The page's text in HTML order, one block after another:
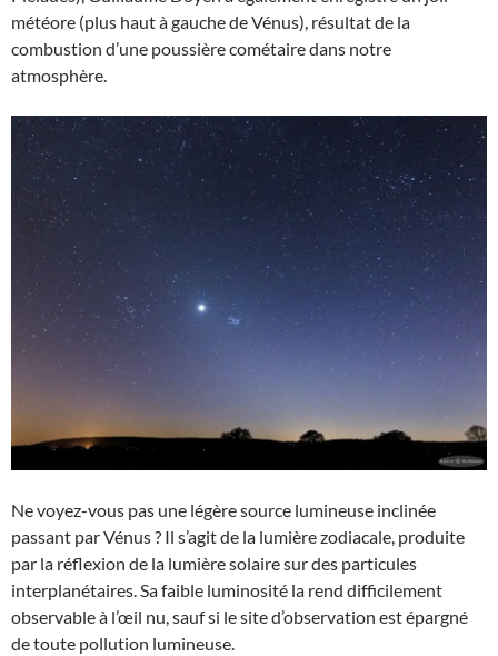
météore (plus haut à gauche de Vénus), résultat de la
combustion d’une poussière cométaire dans notre
atmosphère.
Ne voyez-vous pas une légère source lumineuse inclinée
passant par Vénus ? Il s’agit de la lumière zodiacale, produite
par la réflexion de la lumière solaire sur des particules
interplanétaires. Sa faible luminosité la rend difficilement
observable à l’œil nu, sauf si le site d’observation est épargné
de toute pollution lumineuse.